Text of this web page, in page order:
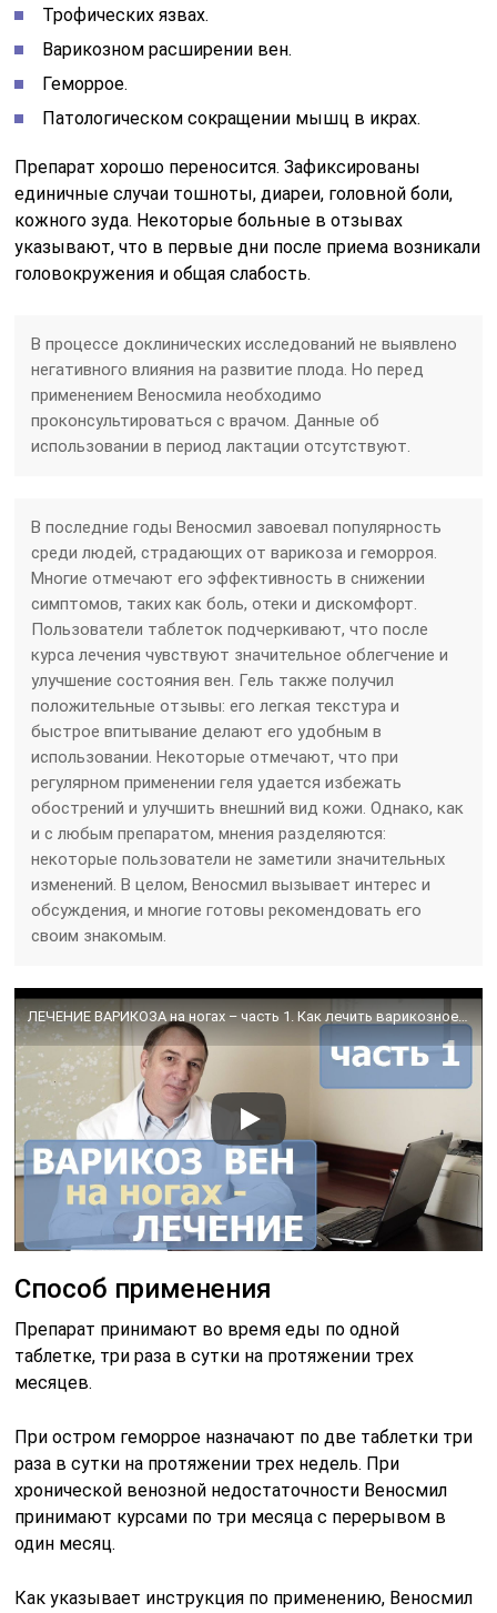
Трофических язвах.
Варикозном расширении вен.
Геморрое.
Патологическом сокращении мышц в икрах.
Препарат хорошо переносится. Зафиксированы
единичные случаи тошноты, диареи, головной боли,
кожного зуда. Некоторые больные в отзывах
указывают, что в первые дни после приема возникали
головокружения и общая слабость.
В процессе доклинических исследований не выявлено
негативного влияния на развитие плода. Но перед
применением Веносмила необходимо
проконсультироваться с врачом. Данные об
использовании в период лактации отсутствуют.
В последние годы Веносмил завоевал популярность
среди людей, страдающих от варикоза и геморроя.
Многие отмечают его эффективность в снижении
симптомов, таких как боль, отеки и дискомфорт.
Пользователи таблеток подчеркивают, что после
курса лечения чувствуют значительное облегчение и
улучшение состояния вен. Гель также получил
положительные отзывы: его легкая текстура и
быстрое впитывание делают его удобным в
использовании. Некоторые отмечают, что при
регулярном применении геля удается избежать
обострений и улучшить внешний вид кожи. Однако, как
и с любым препаратом, мнения разделяются:
некоторые пользователи не заметили значительных
изменений. В целом, Веносмил вызывает интерес и
обсуждения, и многие готовы рекомендовать его
своим знакомым.
Способ применения
Препарат принимают во время еды по одной
таблетке, три раза в сутки на протяжении трех
месяцев.
При остром геморрое назначают по две таблетки три
раза в сутки на протяжении трех недель. При
хронической венозной недостаточности Веносмил
принимают курсами по три месяца с перерывом в
один месяц.
Как указывает инструкция по применению, Веносмил